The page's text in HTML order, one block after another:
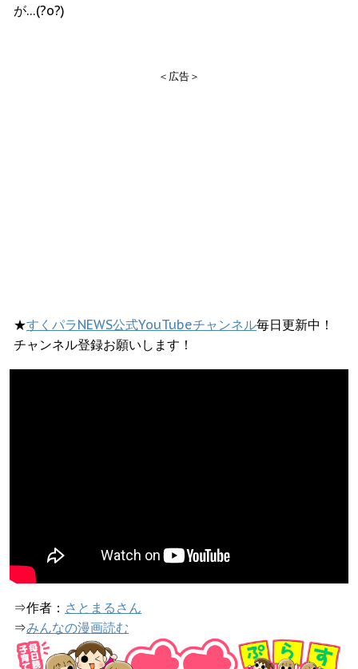
が…(?o?)
＜広告＞
★すくパラNEWS公式YouTubeチャンネル毎日更新中！
チャンネル登録お願いします！
⇒作者： さとまるさん
⇒みんなの漫画読む